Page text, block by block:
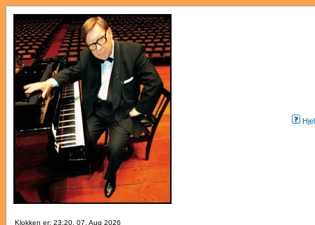
Klokken er: 23:20, 07. Aug 2026